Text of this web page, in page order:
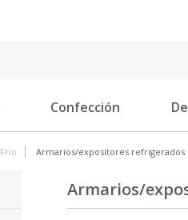
Confección
Frío Armarios/expositores refrigerados
Armarios/